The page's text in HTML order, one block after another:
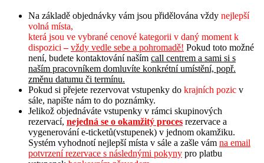
Na základě objednávky vám jsou přidělována vždy nejlepší
volná místa,
která jsou ve vybrané cenové kategorii v daný moment k
dispozici– vždy vedle sebe a pohromadě! Pokud toto možné
není, budete kontaktování naším call centrem a sami si s
naším pracovníkem domluvíte konkrétní umístění, popř.
změnu datumu či termínu.
Pokud si přejete rezervovat vstupenky do krajních pozic v
sále, napište nám to do poznámky.
Jelikož objednáváte vstupenky v rámci skupinových
rezervací, nejedná se o okamžitý proces rezervace a
vygenerování e-ticketů(vstupenek) v jednom okamžiku.
Systém vyhodnotí nejlepší místa v sále a zašle vám na email
potvrzení rezervace s následnými pokyny pro platbu